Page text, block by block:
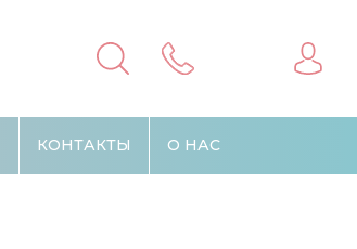
КОНТАКТЫ О НАС